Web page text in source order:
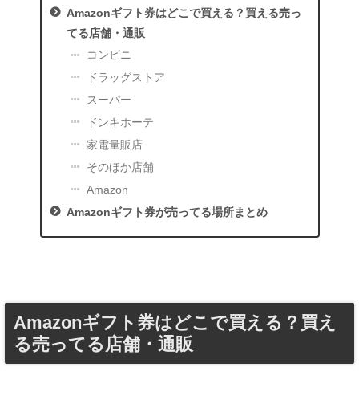
Amazonギフト券はどこで買える？買える売っ
てる店舗・通販
コンビニ
ドラッグストア
スーパー
ドンキホーテ
家電量販店
そのほか店舗
Amazon
Amazonギフト券が売ってる場所まとめ
Amazonギフト券はどこで買える？買え
る売ってる店舗・通販